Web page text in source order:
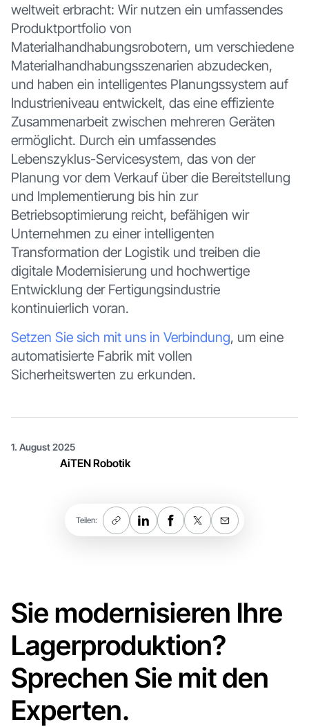
weltweit erbracht: Wir nutzen ein umfassendes
Produktportfolio von
Materialhandhabungsrobotern, um verschiedene
Materialhandhabungsszenarien abzudecken,
und haben ein intelligentes Planungssystem auf
Industrieniveau entwickelt, das eine effiziente
Zusammenarbeit zwischen mehreren Geräten
ermöglicht. Durch ein umfassendes
Lebenszyklus-Servicesystem, das von der
Planung vor dem Verkauf über die Bereitstellung
und Implementierung bis hin zur
Betriebsoptimierung reicht, befähigen wir
Unternehmen zu einer intelligenten
Transformation der Logistik und treiben die
digitale Modernisierung und hochwertige
Entwicklung der Fertigungsindustrie
kontinuierlich voran.
Setzen Sie sich mit uns in Verbindung, um eine
automatisierte Fabrik mit vollen
Sicherheitswerten zu erkunden.
1. August 2025
AiTEN Robotik
Teilen:
Sie modernisieren Ihre
Lagerproduktion?
Sprechen Sie mit den
Experten.